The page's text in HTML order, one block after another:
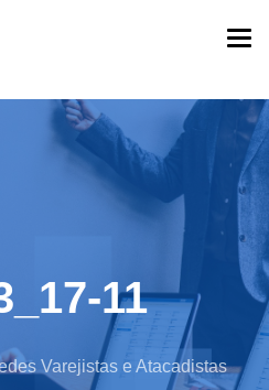
11
Varejistas e Atacadistas